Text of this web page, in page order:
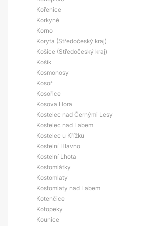
Kořenice
Korkyně
Korno
Koryta (Středočeský kraj)
Košice (Středočeský kraj)
Košík
Kosmonosy
Kosoř
Kosořice
Kosova Hora
Kostelec nad Černými Lesy
Kostelec nad Labem
Kostelec u Křížků
Kostelní Hlavno
Kostelní Lhota
Kostomlátky
Kostomlaty
Kostomlaty nad Labem
Kotenčice
Kotopeky
Kounice